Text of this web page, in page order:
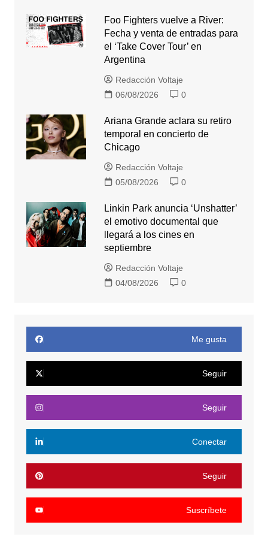
Foo Fighters vuelve a River:
Fecha y venta de entradas para
el ‘Take Cover Tour’ en
Argentina
Redacción Voltaje
06/08/2026
0
Ariana Grande aclara su retiro
temporal en concierto de
Chicago
Redacción Voltaje
05/08/2026
0
Linkin Park anuncia ‘Unshatter’
el emotivo documental que
llegará a los cines en
septiembre
Redacción Voltaje
04/08/2026
0
Me gusta
Seguir
Seguir
Conectar
Seguir
Suscríbete